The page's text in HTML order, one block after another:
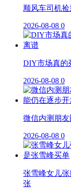
顺风车司机
2026-08-08 0
DIY市场真的
2026-08-08 0
微信内测朋
2026-08-08 0
张雪峰女儿
张